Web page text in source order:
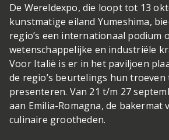
De Wereldexpo, die loopt tot 13
kunstmatige eiland Yumeshima,
regio’s een internationaal podium
wetenschappelijke en industriële
Voor Italië is er in het paviljoen
de regio’s beurtelings hun troeven
presenteren. Van 21 t/m 27
aan Emilia-Romagna, de bakermat
culinaire grootheden.